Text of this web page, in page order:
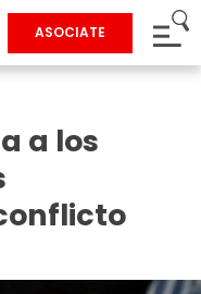
ASOCIATE
a los